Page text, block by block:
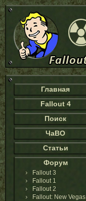
Главная
Fallout 4
Поиск
ЧаВО
Статьи
Форум
Fallout 3
Fallout 1
Fallout 2
Fallout: New Vegas